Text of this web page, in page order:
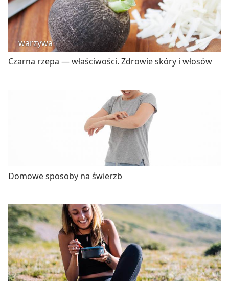
warzywa
Czarna rzepa — właściwości. Zdrowie skóry i włosów
Domowe sposoby na świerzb